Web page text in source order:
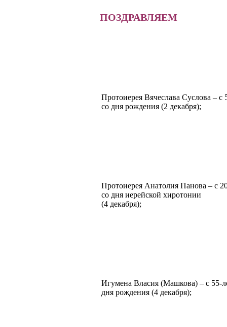
ПОЗДРАВЛЯЕМ
Протоиерея Вячеслава Суслова – с
со дня рождения (2 декабря);
Протоиерея Анатолия Панова – с
со дня иерейской хиротонии
(4 декабря);
Игумена Власия (Машкова) – с 55-
дня рождения (4 декабря);